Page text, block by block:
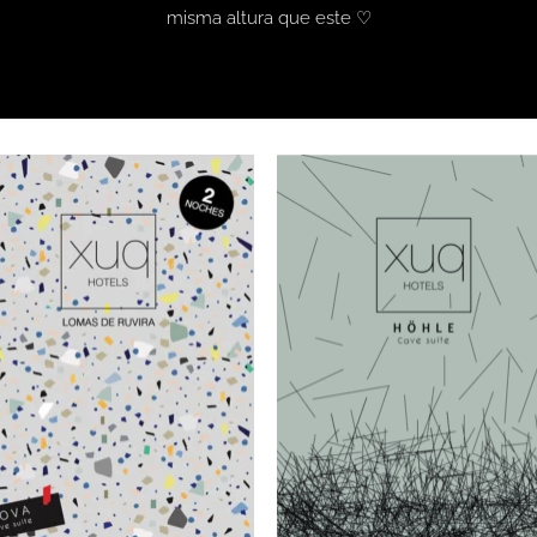
misma altura que este ♡
+